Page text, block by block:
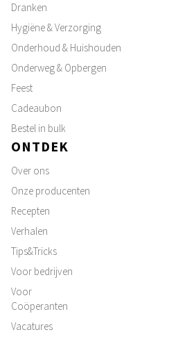
Dranken
Hygiëne & Verzorging
Onderhoud & Huishouden
Onderweg & Opbergen
Feest
Cadeaubon
Bestel in bulk
ONTDEK
Over ons
Onze producenten
Recepten
Verhalen
Tips&Tricks
Voor bedrijven
Voor
Coöperanten
Vacatures